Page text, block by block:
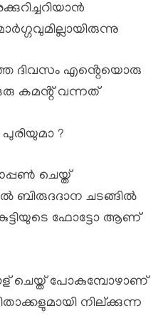
ദിവസം എൻ്റെയൊരു
ഒരു കമൻ്റ് വന്നത്
?
ചെയ്ത്
ബിരുദദാന ചടങ്ങിൽ
ഫോട്ടോ ആണ്
ചെയ്ത് പോകുമ്പോഴാണ്
നില്ക്കുന്ന